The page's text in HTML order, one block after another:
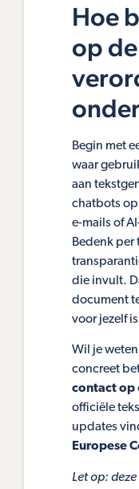
Hoe
op
Begin met
waar
aan
chatbots
e-mails of
Bedenk per
die invult.
document
voor jezelf
Wil je
concreet
contact op
officiële
updates
Europese
Let op: